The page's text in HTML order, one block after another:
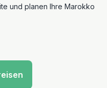
und planen Ihre Marokko